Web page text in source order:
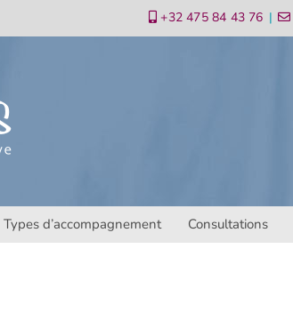
+32 475 84 43 76 |
Types d’accompagnement Consultations